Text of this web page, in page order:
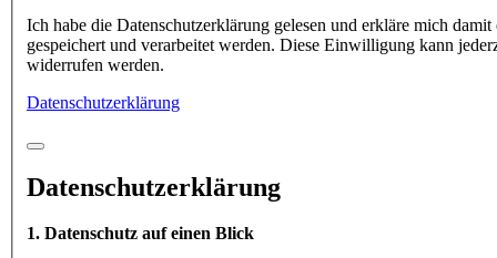
Ich habe die Datenschutzerklärung gelesen und erkläre mich damit
gespeichert und verarbeitet werden. Diese Einwilligung kann
widerrufen werden.
Datenschutzerklärung
Datenschutzerklärung
1. Datenschutz auf einen Blick